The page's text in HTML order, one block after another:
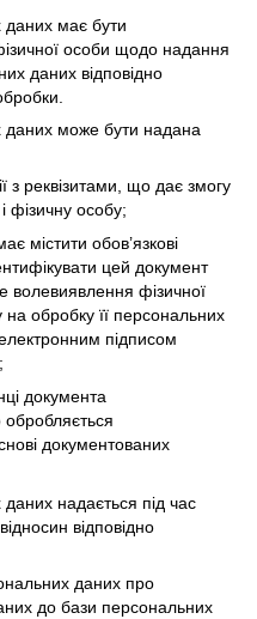
даних має бути
особи щодо надання
даних відповідно
даних може бути надана
з реквізитами, що дає змогу
фізичну особу;
містити обов’язкові
цей документ
волевиявлення фізичної
обробку її персональних
підписом
документа
документованих
надається під час
відповідно
даних про
до бази персональних